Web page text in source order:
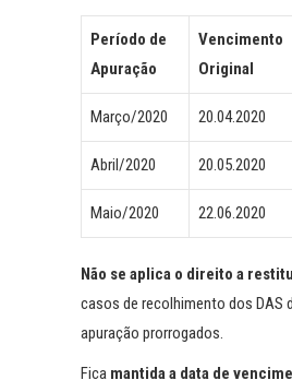
Período de
Apuração
Vencimento
Original
Março/2020 20.04.2020
Abril/2020 20.05.2020
Maio/2020 22.06.2020
Não se aplica o direito a
casos de recolhimento dos DAS
apuração prorrogados.
Fica mantida a data de